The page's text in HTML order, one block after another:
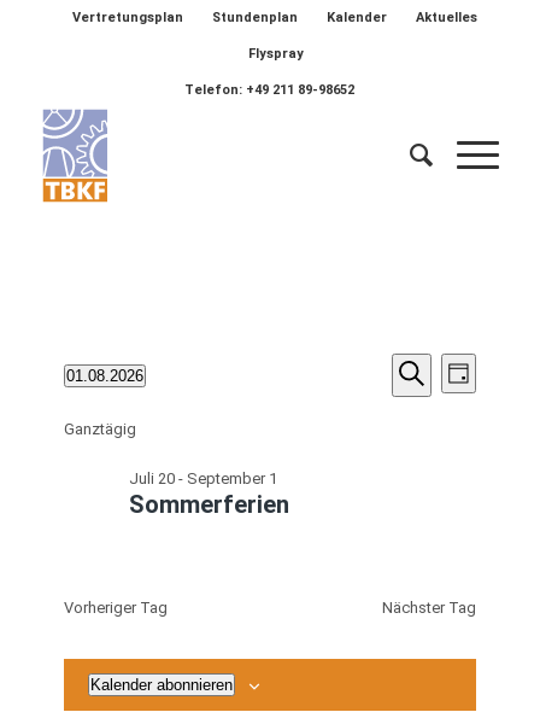
Vertretungsplan Stundenplan Kalender Aktuelles
Flyspray
Telefon: +49 211 89-98652
Veranstaltungen
für
August
Suche
Suche
Tag
01.08.2026
wählen.
Ganztägig
Sommerferien
Juli 20 - September 1
Vorheriger Tag Nächster Tag
Kalender abonnieren